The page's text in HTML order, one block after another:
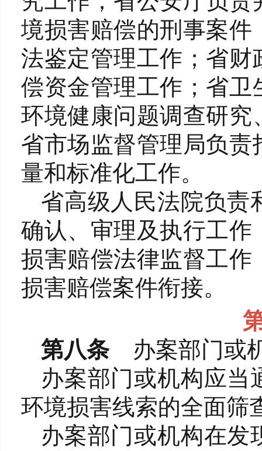
境损害赔偿的刑事案
法鉴定管理工作；省
偿资金管理工作；省
环境健康问题调查研
省市场监督管理局负
量和标准化工作。
省高级人民法院负责
确认、审理及执行工
损害赔偿法律监督工
损害赔偿案件衔接。
第八条
办案部门或
办案部门或机构应当
环境损害线索的全面筛
办案部门或机构在发